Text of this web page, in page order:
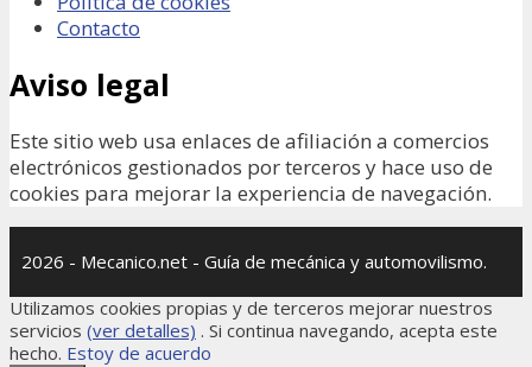
Contacto
Aviso legal
Este sitio web usa enlaces de afiliación a comercios
electrónicos gestionados por terceros y hace uso de
cookies para mejorar la experiencia de navegación.
2026 - Mecanico.net - Guía de mecánica y automovilismo.
Utilizamos cookies propias y de terceros mejorar nuestros
servicios (ver detalles) . Si continua navegando, acepta este
hecho. Estoy de acuerdo